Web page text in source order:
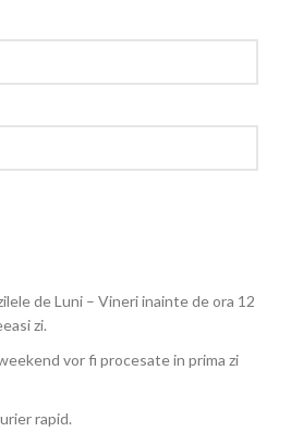
de Luni – Vineri inainte de ora 12
zi.
vor fi procesate in prima zi
rapid.